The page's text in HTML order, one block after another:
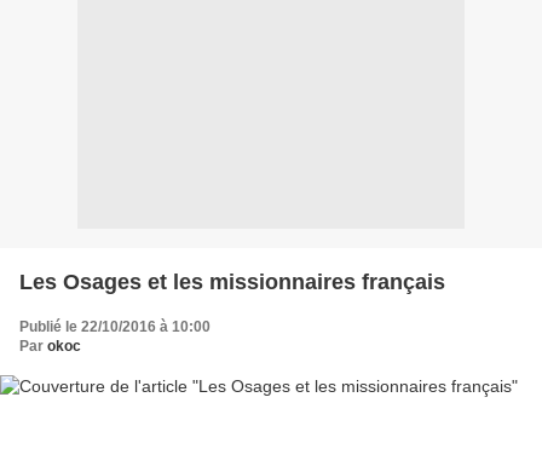
Les Osages et les missionnaires français
Publié le 22/10/2016 à 10:00
Par okoc